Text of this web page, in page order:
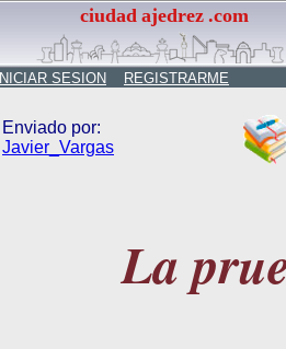
ciudad ajedrez .com
INICIAR SESION REGISTRARME
Enviado por:
Javier_Vargas
La